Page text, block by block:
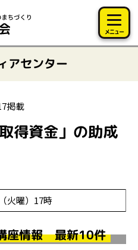
メニュー
アセンター
掲載
得資金」の助成
火曜）17時
座情報 最新10件